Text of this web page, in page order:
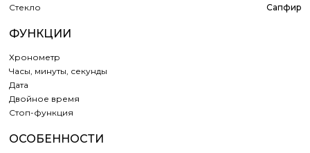
Стекло
Сапфир
ФУНКЦИИ
Хронометр
Часы, минуты, секунды
Дата
Двойное время
Cтоп-функция
ОСОБЕННОСТИ